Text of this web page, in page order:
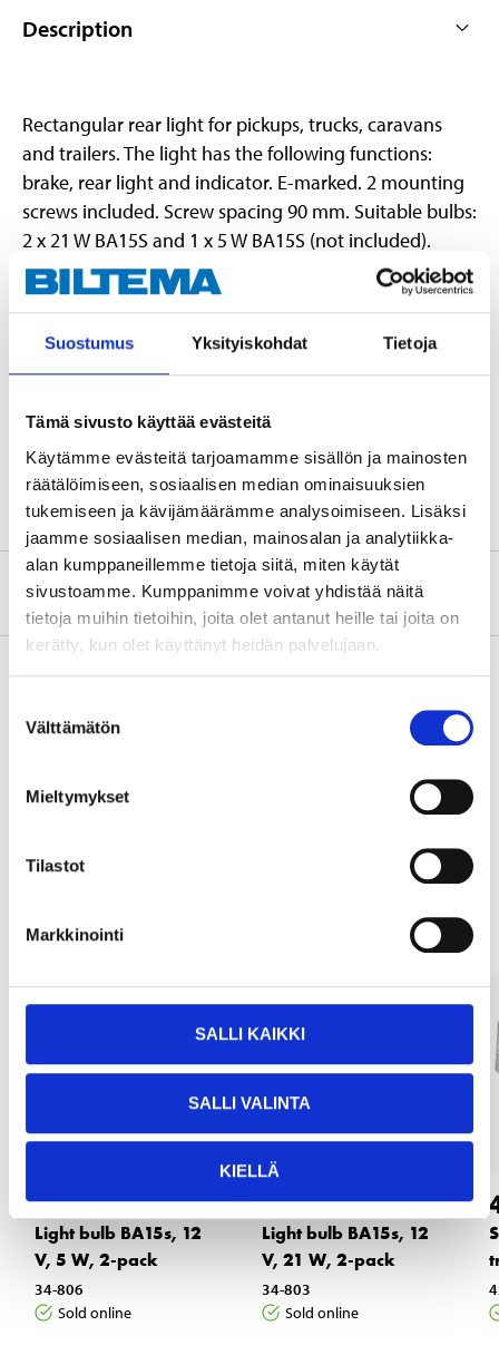
Suostumus Yksityiskohdat Tietoja
Tämä sivusto käyttää evästeitä
Käytämme evästeitä tarjoamamme sisällön ja mainosten
räätälöimiseen, sosiaalisen median ominaisuuksien
tukemiseen ja kävijämäärämme analysoimiseen. Lisäksi
jaamme sosiaalisen median, mainosalan ja analytiikka-
alan kumppaneillemme tietoja siitä, miten käytät
sivustoamme. Kumppanimme voivat yhdistää näitä
tietoja muihin tietoihin, joita olet antanut heille tai joita on
kerätty, kun olet käyttänyt heidän palvelujaan.
valinta
Välttämätön
Mieltymykset
Tilastot
Markkinointi
SALLI KAIKKI
SALLI VALINTA
KIELLÄ
Description
Rectangular rear light for pickups, trucks, caravans
and trailers. The light has the following functions:
brake, rear light and indicator. E-marked. 2 mounting
screws included. Screw spacing 90 mm. Suitable bulbs:
2 x 21 W BA15S and 1 x 5 W BA15S (not included).
Width
Height
60 mm
About the manufacturer
Other customers also bought
095
Light bulb BA15s, 12
V, 5 W, 2-pack
34-806
Sold online
095
Light bulb BA15s, 12
V, 21 W, 2-pack
34-803
Sold online